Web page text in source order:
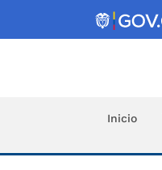
Inicio